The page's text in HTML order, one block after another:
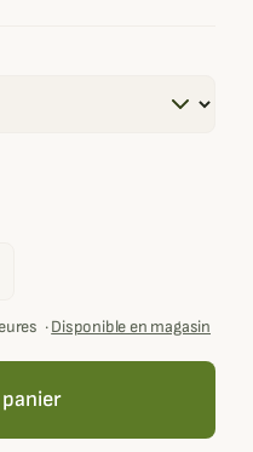
·Disponible en magasin